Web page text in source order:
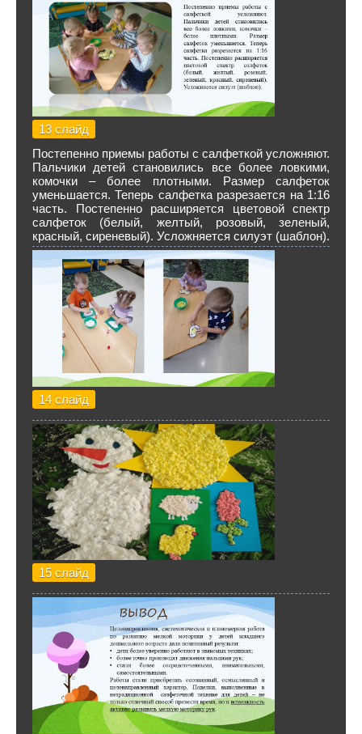
13 слайд
Постепенно приемы работы с салфеткой усложняют.
Пальчики детей становились все более ловкими,
комочки – более плотными. Размер салфеток
уменьшается. Теперь салфетка разрезается на 1:16
часть. Постепенно расширяется цветовой спектр
салфеток (белый, желтый, розовый, зеленый,
красный, сиреневый). Усложняется силуэт (шаблон).
14 слайд
15 слайд